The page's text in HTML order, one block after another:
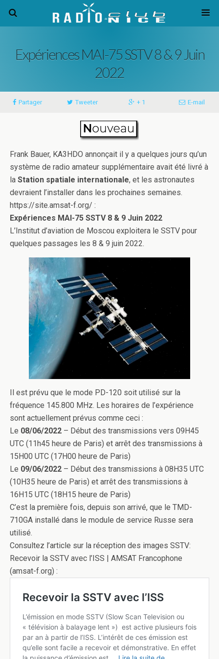
Expériences MAI-75 SSTV 8 & 9 Juin
2022
Partager Tweeter + 1 E-mail
Frank Bauer, KA3HDO annonçait il y a quelques jours qu’un
système de radio amateur supplémentaire avait été livré à
la Station spatiale internationale, et les astronautes
devraient l’installer dans les prochaines semaines.
https://site.amsat-f.org/ :
Expériences MAI-75 SSTV 8 & 9 Juin 2022
L’Institut d’aviation de Moscou exploitera le SSTV pour
quelques passages les 8 & 9 juin 2022.
Il est prévu que le mode PD-120 soit utilisé sur la
fréquence 145.800 MHz. Les horaires de l’expérience
sont actuellement prévus comme ceci :
Le 08/06/2022 – Début des transmissions vers 09H45
UTC (11h45 heure de Paris) et arrêt des transmissions à
15H00 UTC (17H00 heure de Paris)
Le 09/06/2022 – Début des transmissions à 08H35 UTC
(10H35 heure de Paris) et arrêt des transmissions à
16H15 UTC (18H15 heure de Paris)
C’est la première fois, depuis son arrivé, que le TMD-
710GA installé dans le module de service Russe sera
utilisé.
Consultez l’article sur la réception des images SSTV:
Recevoir la SSTV avec l’ISS | AMSAT Francophone
(amsat-f.org) :